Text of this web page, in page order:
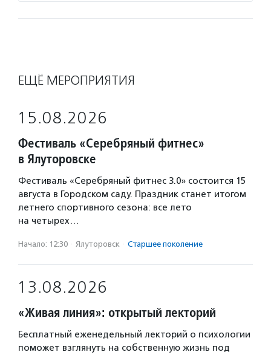
ЕЩЁ МЕРОПРИЯТИЯ
15.08.2026
Фестиваль «Серебряный фитнес»
в Ялуторовске
Фестиваль «Серебряный фитнес 3.0» состоится 15
августа в Городском саду. Праздник станет итогом
летнего спортивного сезона: все лето
на четырех…
Начало: 12:30 · Ялуторовск · Старшее поколение
13.08.2026
«Живая линия»: открытый лекторий
Бесплатный еженедельный лекторий о психологии
поможет взглянуть на собственную жизнь под